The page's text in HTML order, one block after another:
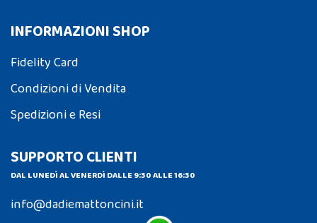
INFORMAZIONI SHOP
Fidelity Card
Condizioni di Vendita
Spedizioni e Resi
SUPPORTO CLIENTI
DAL LUNEDÌ AL VENERDÌ DALLE 9:30 ALLE 16:30
info@dadiemattoncini.it